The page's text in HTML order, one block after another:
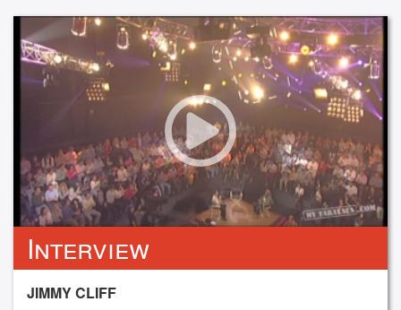
Interview
JIMMY CLIFF